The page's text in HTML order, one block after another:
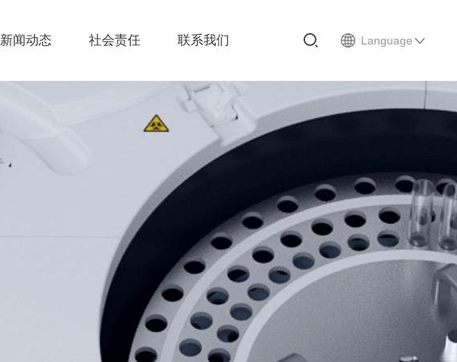
新闻动态 社会责任 联系我们 Language